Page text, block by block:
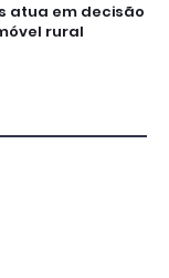
atua em decisão
rural